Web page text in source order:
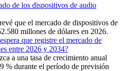
de los dispositivos de audio
que el mercado de dispositivos de
millones de dólares en 2026.
que registre el mercado de
entre 2026 y 2034?
a una tasa de crecimiento anual
% durante el período de previsión